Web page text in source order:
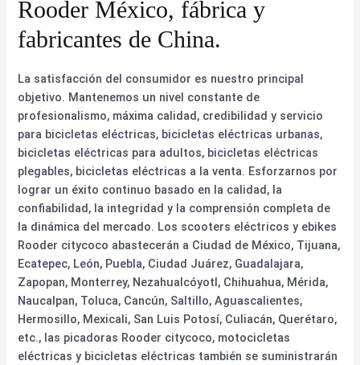
Rooder México, fábrica y
fabricantes de China.
La satisfacción del consumidor es nuestro principal
objetivo. Mantenemos un nivel constante de
profesionalismo, máxima calidad, credibilidad y servicio
para bicicletas eléctricas, bicicletas eléctricas urbanas,
bicicletas eléctricas para adultos, bicicletas eléctricas
plegables, bicicletas eléctricas a la venta. Esforzarnos por
lograr un éxito continuo basado en la calidad, la
confiabilidad, la integridad y la comprensión completa de
la dinámica del mercado. Los scooters eléctricos y ebikes
Rooder citycoco abastecerán a Ciudad de México, Tijuana,
Ecatepec, León, Puebla, Ciudad Juárez, Guadalajara,
Zapopan, Monterrey, Nezahualcóyotl, Chihuahua, Mérida,
Naucalpan, Toluca, Cancún, Saltillo, Aguascalientes,
Hermosillo, Mexicali, San Luis Potosí, Culiacán, Querétaro,
etc., las picadoras Rooder citycoco, motocicletas
eléctricas y bicicletas eléctricas también se suministrarán